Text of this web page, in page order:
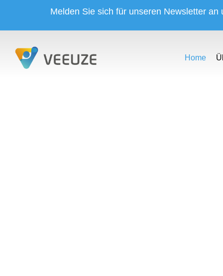
Melden Sie sich für unseren Newsletter
Home